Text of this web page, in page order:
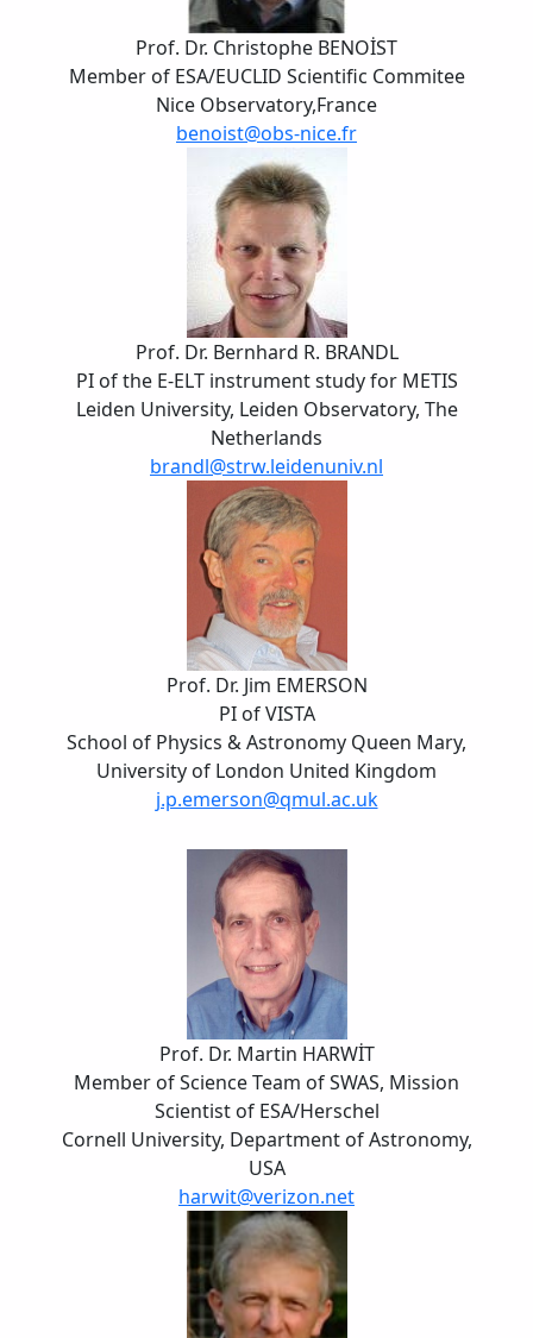
Prof. Dr. Christophe BENOİST
Member of ESA/EUCLID Scientific Commitee
Nice Observatory,France
benoist@obs-nice.fr
Prof. Dr. Bernhard R. BRANDL
PI of the E-ELT instrument study for METIS
Leiden University, Leiden Observatory, The
Netherlands
brandl@strw.leidenuniv.nl
Prof. Dr. Jim EMERSON
PI of VISTA
School of Physics & Astronomy Queen Mary,
University of London United Kingdom
j.p.emerson@qmul.ac.uk
Prof. Dr. Martin HARWİT
Member of Science Team of SWAS, Mission
Scientist of ESA/Herschel
Cornell University, Department of Astronomy,
USA
harwit@verizon.net